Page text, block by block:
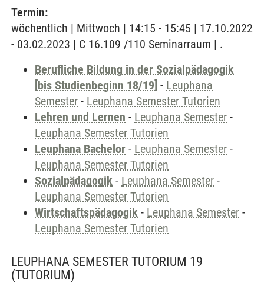
Termin:
wöchentlich | Mittwoch | 14:15 - 15:45 | 17.10.2022
- 03.02.2023 | C 16.109 /110 Seminarraum | .
Berufliche Bildung in der Sozialpädagogik
[bis Studienbeginn 18/19] - Leuphana
Semester - Leuphana Semester Tutorien
Lehren und Lernen - Leuphana Semester -
Leuphana Semester Tutorien
Leuphana Bachelor - Leuphana Semester -
Leuphana Semester Tutorien
Sozialpädagogik - Leuphana Semester -
Leuphana Semester Tutorien
Wirtschaftspädagogik - Leuphana Semester -
Leuphana Semester Tutorien
LEUPHANA SEMESTER TUTORIUM 19
(TUTORIUM)